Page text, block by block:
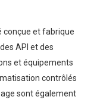
conçue et fabrique
API et des
et équipements
contrôlés
sont également